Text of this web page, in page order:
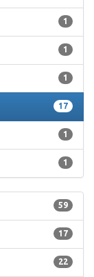
1
1
1
17
1
1
59
17
22